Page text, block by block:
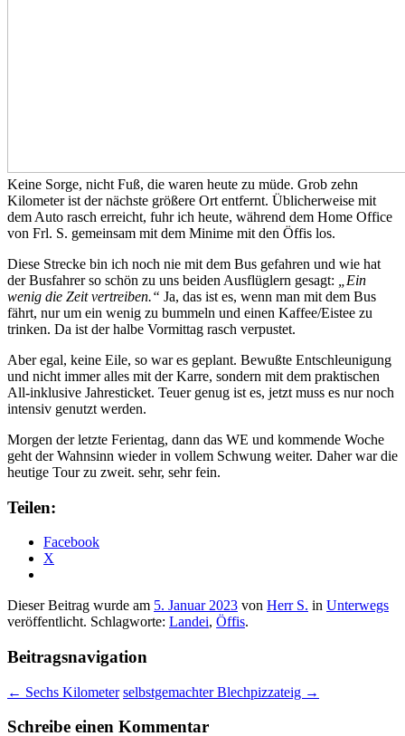
Keine Sorge, nicht Fuß, die waren heute zu müde. Grob zehn
Kilometer ist der nächste größere Ort entfernt. Üblicherweise mit
dem Auto rasch erreicht, fuhr ich heute, während dem Home Office
von Frl. S. gemeinsam mit dem Minime mit den Öffis los.
Diese Strecke bin ich noch nie mit dem Bus gefahren und wie hat
der Busfahrer so schön zu uns beiden Ausflüglern gesagt:
„Ein
wenig die Zeit vertreiben.“ Ja, das ist es, wenn man mit dem Bus
fährt, nur um ein wenig zu bummeln und einen Kaffee/Eistee zu
trinken. Da ist der halbe Vormittag rasch verpustet.
Aber egal, keine Eile, so war es geplant. Bewußte Entschleunigung
und nicht immer alles mit der Karre, sondern mit dem praktischen
All-inklusive Jahresticket. Teuer genug ist es, jetzt muss es nur noch
intensiv genutzt werden.
Morgen der letzte Ferientag, dann das WE und kommende Woche
geht der Wahnsinn wieder in vollem Schwung weiter. Daher war die
heutige Tour zu zweit. sehr, sehr fein.
Teilen:
Facebook
X
Dieser Beitrag wurde am 5. Januar 2023 von Herr S. in Unterwegs
veröffentlicht. Schlagworte: Landei, Öffis.
Beitragsnavigation
← Sechs Kilometer selbstgemachter Blechpizzateig →
Schreibe einen Kommentar